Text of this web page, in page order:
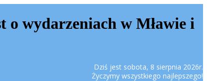
wydarzeniach w Mławie i
Dziś jest sobota, 8 sierpnia 2026r.
Życzymy wszystkiego najlepszego!